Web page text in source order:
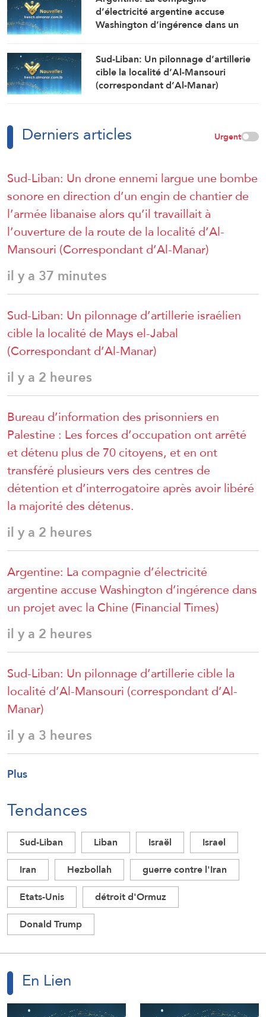
de détention et d’interrogatoire
après avoir libéré la majorité des
détenus.
d’électricité argentine accuse
Washington d’ingérence dans un
Sud-Liban: Un pilonnage d’artillerie
cible la localité d’Al-Mansouri
(correspondant d’Al-Manar)
Derniers articles Urgent
Sud-Liban: Un drone ennemi largue une bombe
sonore en direction d’un engin de chantier de
l’armée libanaise alors qu’il travaillait à
l’ouverture de la route de la localité d’Al-
Mansouri (Correspondant d’Al-Manar)
il y a 37 minutes
Sud-Liban: Un pilonnage d’artillerie israélien
cible la localité de Mays el-Jabal
(Correspondant d’Al-Manar)
il y a 2 heures
Bureau d’information des prisonniers en
Palestine : Les forces d’occupation ont arrêté
et détenu plus de 70 citoyens, et en ont
transféré plusieurs vers des centres de
détention et d’interrogatoire après avoir libéré
la majorité des détenus.
il y a 2 heures
Argentine: La compagnie d’électricité
argentine accuse Washington d’ingérence dans
un projet avec la Chine (Financial Times)
il y a 2 heures
Sud-Liban: Un pilonnage d’artillerie cible la
localité d’Al-Mansouri (correspondant d’Al-
Manar)
il y a 3 heures
Plus
Tendances
Sud-Liban Liban Israël
Israel
Iran
Hezbollah
guerre contre l'Iran
Etats-Unis
détroit d'Ormuz
Donald Trump
En Lien